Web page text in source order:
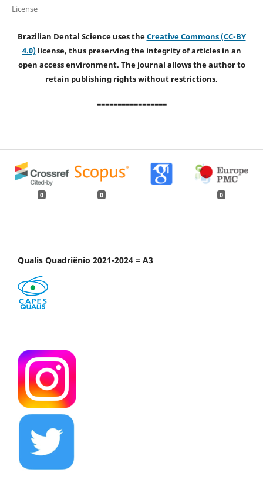
License
Brazilian Dental Science uses theCreative Commons (CC-BY
4.0)license, thus preserving the integrity of articles in an
open access environment. The journal allows the author to
retain publishing rights without restrictions.
=================
0 0 0
Qualis Quadriênio 2021-2024 = A3